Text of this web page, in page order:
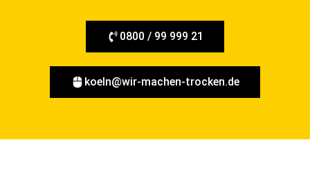
0800 / 99 999 21
koeln@wir-machen-trocken.de